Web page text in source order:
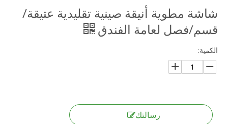
شاشة مطوية أنيقة صينية تقليدية عتيقة/
قسم/فصل لعامة الفندق
الكمية:
رسالتك